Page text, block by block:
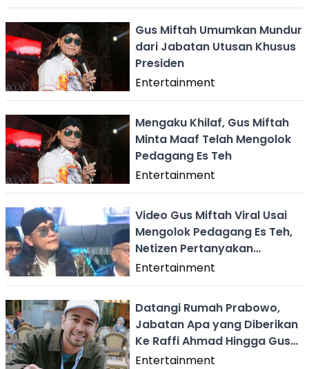
Gus Miftah Umumkan Mundur
dari Jabatan Utusan Khusus
Presiden
Entertainment
Mengaku Khilaf, Gus Miftah
Minta Maaf Telah Mengolok
Pedagang Es Teh
Entertainment
Video Gus Miftah Viral Usai
Mengolok Pedagang Es Teh,
Netizen Pertanyakan
Adabnya
Entertainment
Datangi Rumah Prabowo,
Jabatan Apa yang Diberikan
Ke Raffi Ahmad Hingga Gus
Miftah?
Entertainment